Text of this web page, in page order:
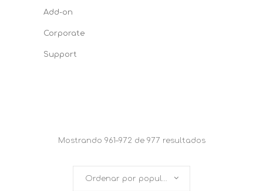
Add-on
Corporate
Support
Mostrando 961–972 de 977 resultados
Ordenar por popularidad